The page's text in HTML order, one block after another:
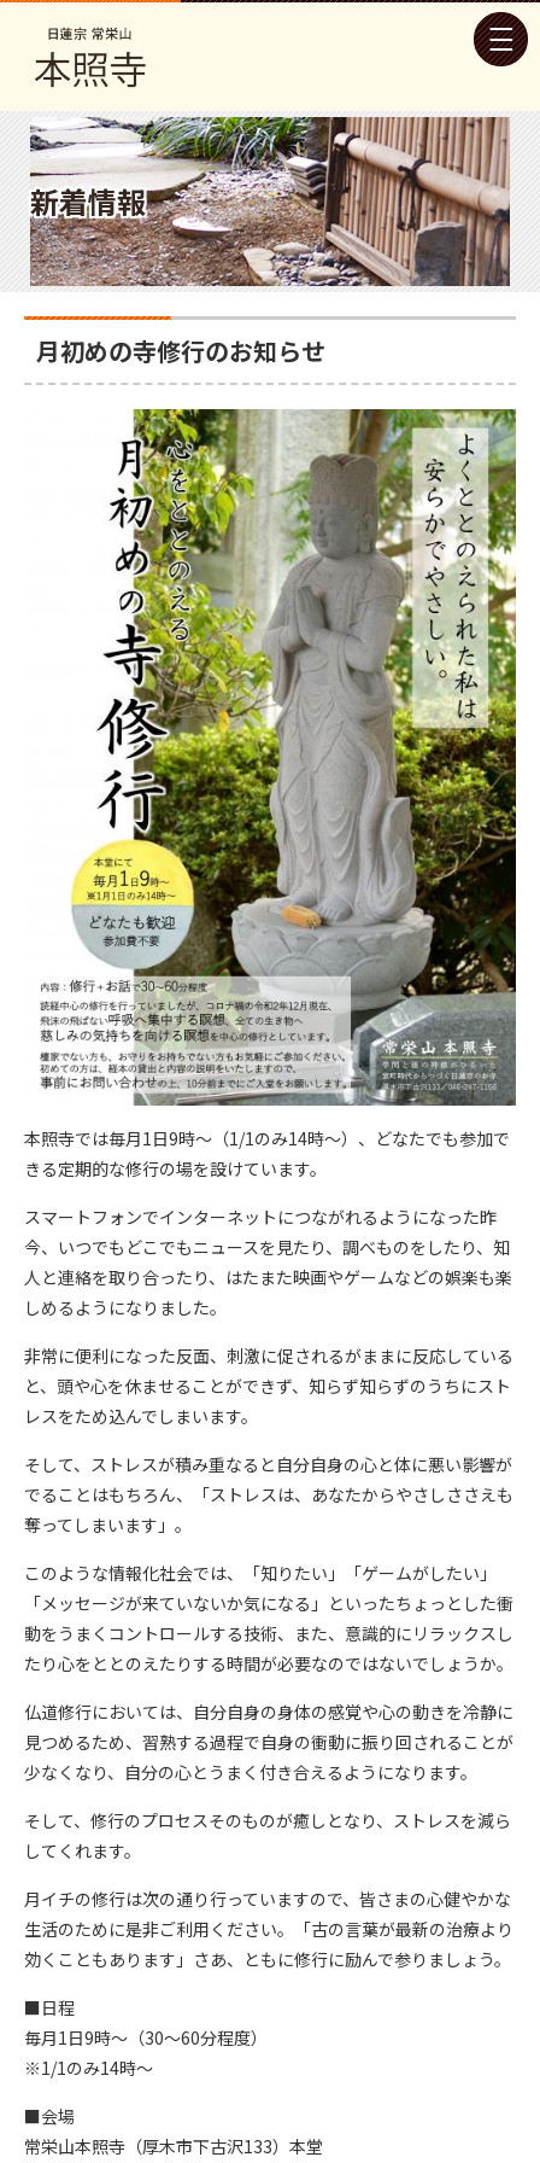
新着情報
月初めの寺修行のお知らせ
本照寺では毎月1日9時～（1/1のみ14時～）、どなたでも参加で
きる定期的な修行の場を設けています。
スマートフォンでインターネットにつながれるようになった昨
今、いつでもどこでもニュースを見たり、調べものをしたり、知
人と連絡を取り合ったり、はたまた映画やゲームなどの娯楽も楽
しめるようになりました。
非常に便利になった反面、刺激に促されるがままに反応している
と、頭や心を休ませることができず、知らず知らずのうちにスト
レスをため込んでしまいます。
そして、ストレスが積み重なると自分自身の心と体に悪い影響が
でることはもちろん、「ストレスは、あなたからやさしささえも
奪ってしまいます」。
このような情報化社会では、「知りたい」「ゲームがしたい」
「メッセージが来ていないか気になる」といったちょっとした衝
動をうまくコントロールする技術、また、意識的にリラックスし
たり心をととのえたりする時間が必要なのではないでしょうか。
仏道修行においては、自分自身の身体の感覚や心の動きを冷静に
見つめるため、習熟する過程で自身の衝動に振り回されることが
少なくなり、自分の心とうまく付き合えるようになります。
そして、修行のプロセスそのものが癒しとなり、ストレスを減ら
してくれます。
月イチの修行は次の通り行っていますので、皆さまの心健やかな
生活のために是非ご利用ください。「古の言葉が最新の治療より
効くこともあります」さあ、ともに修行に励んで参りましょう。
■日程
毎月1日9時～（30～60分程度）
※1/1のみ14時～
■会場
常栄山本照寺（厚木市下古沢133）本堂